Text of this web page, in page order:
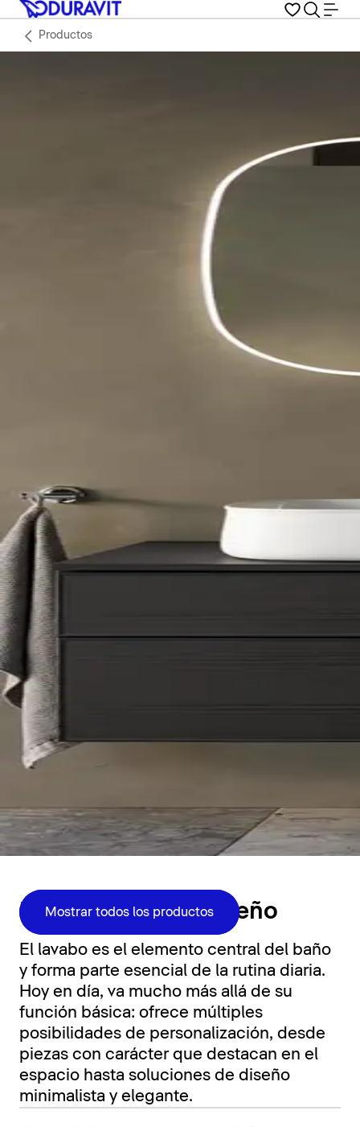
Productos
Mostrar todos los productos
Funcionalidad y diseño
El lavabo es el elemento central del baño
y forma parte esencial de la rutina diaria.
Hoy en día, va mucho más allá de su
función básica: ofrece múltiples
posibilidades de personalización, desde
piezas con carácter que destacan en el
espacio hasta soluciones de diseño
minimalista y elegante.